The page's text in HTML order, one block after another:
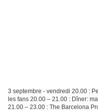
3 septembre - vendredi 20.00 :
les fans 20.00 – 21.00 : Dîner:
21.00 – 23.00 : The Barcelona